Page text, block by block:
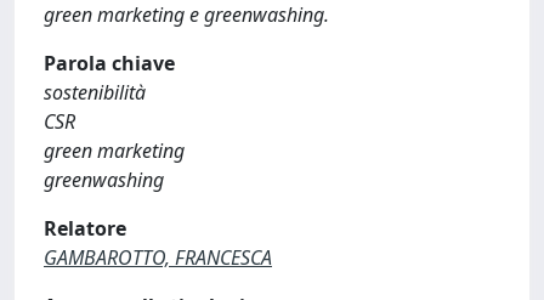
green marketing e greenwashing.
Parola chiave
sostenibilità
CSR
green marketing
greenwashing
Relatore
GAMBAROTTO, FRANCESCA